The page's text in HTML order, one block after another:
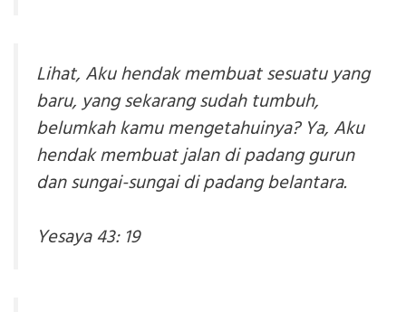
Lihat, Aku hendak membuat sesuatu yang
baru, yang sekarang sudah tumbuh,
belumkah kamu mengetahuinya? Ya, Aku
hendak membuat jalan di padang gurun
dan sungai-sungai di padang belantara.
Yesaya 43: 19